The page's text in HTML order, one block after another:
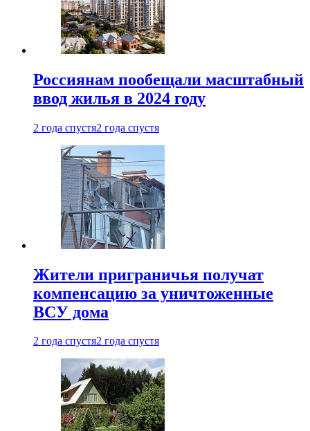
Россиянам пообещали масштабный
ввод жилья в 2024 году
2 года спустя2 года спустя
Жители приграничья получат
компенсацию за уничтоженные
ВСУ дома
2 года спустя2 года спустя